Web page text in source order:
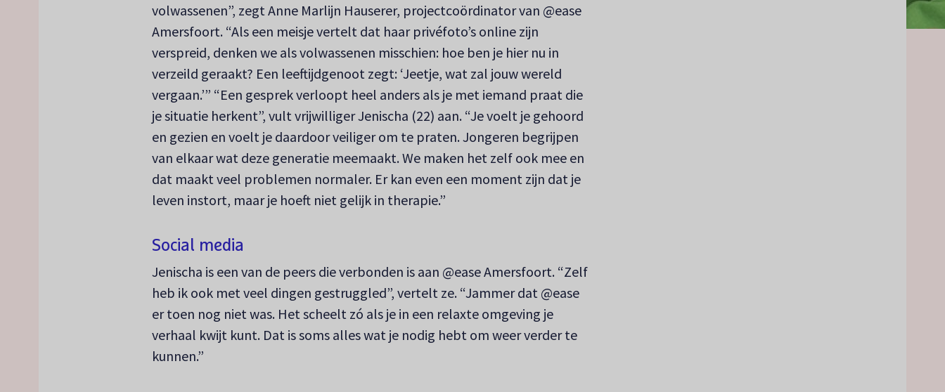
volwassenen”, zegt Anne Marlijn Hauserer, projectcoördinator van @ease
Amersfoort. “Als een meisje vertelt dat haar privéfoto’s online zijn
verspreid, denken we als volwassenen misschien: hoe ben je hier nu in
verzeild geraakt? Een leeftijdgenoot zegt: ‘Jeetje, wat zal jouw wereld
vergaan.’” “Een gesprek verloopt heel anders als je met iemand praat die
je situatie herkent”, vult vrijwilliger Jenischa (22) aan. “Je voelt je gehoord
en gezien en voelt je daardoor veiliger om te praten. Jongeren begrijpen
van elkaar wat deze generatie meemaakt. We maken het zelf ook mee en
dat maakt veel problemen normaler. Er kan even een moment zijn dat je
leven instort, maar je hoeft niet gelijk in therapie.”
Social media
Jenischa is een van de peers die verbonden is aan @ease Amersfoort. “Zelf
heb ik ook met veel dingen gestruggled”, vertelt ze. “Jammer dat @ease
er toen nog niet was. Het scheelt zó als je in een relaxte omgeving je
verhaal kwijt kunt. Dat is soms alles wat je nodig hebt om weer verder te
kunnen.”